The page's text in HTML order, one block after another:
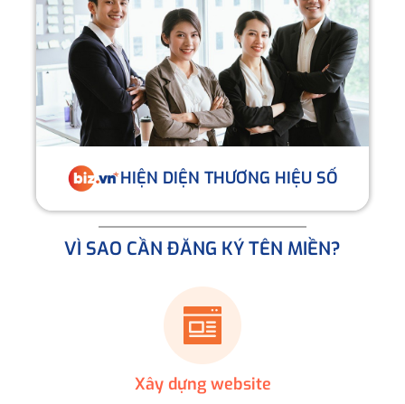
HIỆN DIỆN THƯƠNG HIỆU SỐ
VÌ SAO CẦN ĐĂNG KÝ TÊN MIỀN?
Xây dựng website